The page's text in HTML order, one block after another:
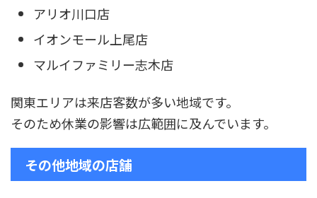
アリオ川口店
イオンモール上尾店
マルイファミリー志木店
関東エリアは来店客数が多い地域です。
そのため休業の影響は広範囲に及んでいます。
その他地域の店舗